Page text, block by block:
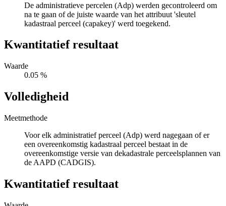
De administratieve percelen (Adp) werden gecontroleerd om
na te gaan of de juiste waarde van het attribuut 'sleutel
kadastraal perceel (capakey)' werd toegekend.
Kwantitatief resultaat
Waarde
0.05 %
Volledigheid
Meetmethode
Voor elk administratief perceel (Adp) werd nagegaan of er
een overeenkomstig kadastraal perceel bestaat in de
overeenkomstige versie van dekadastrale perceelsplannen van
de AAPD (CADGIS).
Kwantitatief resultaat